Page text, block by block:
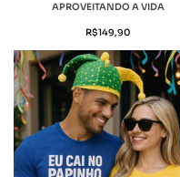
APROVEITANDO A VIDA
R$149,90